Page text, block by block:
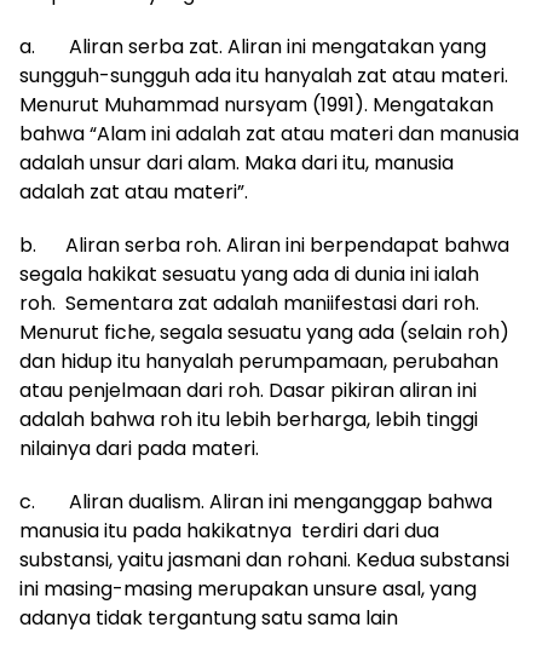
a. Aliran serba zat. Aliran ini mengatakan yang
sungguh-sungguh ada itu hanyalah zat atau materi.
Menurut Muhammad nursyam (1991). Mengatakan
bahwa “Alam ini adalah zat atau materi dan manusia
adalah unsur dari alam. Maka dari itu, manusia
adalah zat atau materi”.
b. Aliran serba roh. Aliran ini berpendapat bahwa
segala hakikat sesuatu yang ada di dunia ini ialah
roh. Sementara zat adalah maniifestasi dari roh.
Menurut fiche, segala sesuatu yang ada (selain roh)
dan hidup itu hanyalah perumpamaan, perubahan
atau penjelmaan dari roh. Dasar pikiran aliran ini
adalah bahwa roh itu lebih berharga, lebih tinggi
nilainya dari pada materi.
c. Aliran dualism. Aliran ini menganggap bahwa
manusia itu pada hakikatnya terdiri dari dua
substansi, yaitu jasmani dan rohani. Kedua substansi
ini masing-masing merupakan unsure asal, yang
adanya tidak tergantung satu sama lain